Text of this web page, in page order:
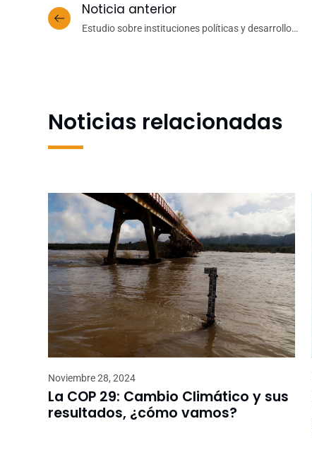
Noticia anterior
Estudio sobre instituciones políticas y desarrollo
Noticias relacionadas
Noviembre 28, 2024
La COP 29: Cambio Climático y sus
resultados, ¿cómo vamos?